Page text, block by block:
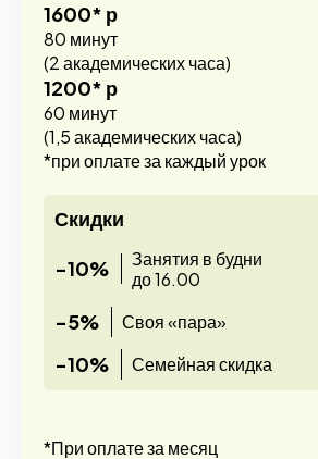
1600* р
80 минут
(2 академических часа)
1200* р
60 минут
(1,5 академических часа)
*при оплате за каждый урок
Скидки
-10%
Занятия в будни
до 16.00
-5% Своя «пара»
-10% Семейная скидка
*При оплате за месяц